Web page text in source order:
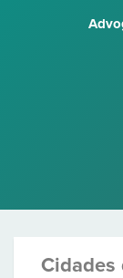
Cidades